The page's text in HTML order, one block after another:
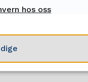
til å
Norge.
hos oss